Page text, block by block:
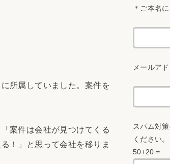
所属していました。案件を
案件は会社が見つけてくる
！」と思って会社を移りま
＊ご本名
メールア
スパム対
ください。
50+20＝